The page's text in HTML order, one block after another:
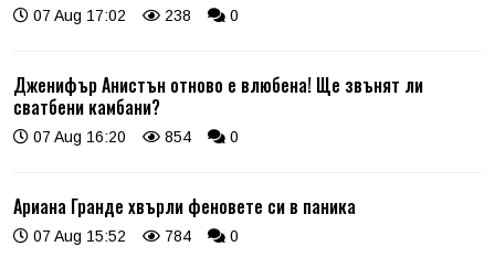
07 Aug 17:02 238 0
Дженифър Анистън отново е влюбена! Ще звънят ли
сватбени камбани?
07 Aug 16:20 854 0
Ариана Гранде хвърли феновете си в паника
07 Aug 15:52 784 0